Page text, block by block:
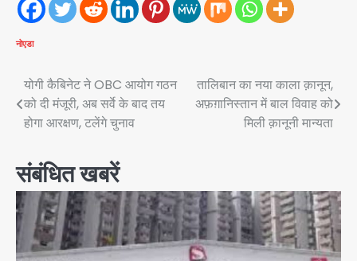
नोएडा
Post
navigation
योगी कैबिनेट ने OBC आयोग गठन
को दी मंजूरी, अब सर्वे के बाद तय
होगा आरक्षण, टलेंगे चुनाव
तालिबान का नया काला क़ानून,
अफ़ग़ानिस्तान में बाल विवाह को
मिली क़ानूनी मान्यता
संबंधित खबरें